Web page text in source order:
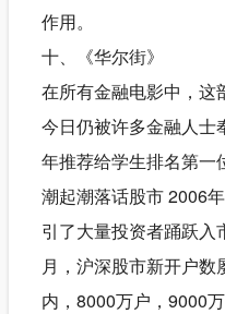
作用。
十、《华尔街》
在所有金融电影中，这
今日仍被许多金融人士
年推荐给学生排名第一
潮起潮落话股市 2006
引了大量投资者踊跃
月，沪深股市新开户
内，8000万户，9000